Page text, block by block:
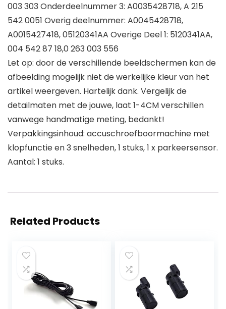
003 303 Onderdeelnummer 3: A0035428718, A 215
542 0051 Overig deelnummer: A0045428718,
A0015427418, 05120341AA Overige Deel 1: 5120341AA,
004 542 87 18,0 263 003 556
Let op: door de verschillende beeldschermen kan de
afbeelding mogelijk niet de werkelijke kleur van het
artikel weergeven. Hartelijk dank. Vergelijk de
detailmaten met de jouwe, laat 1-4CM verschillen
vanwege handmatige meting, bedankt!
Verpakkingsinhoud: accuschroefboormachine met
klopfunctie en 3 snelheden, 1 stuks, 1 x parkeersensor.
Aantal: 1 stuks.
Related Products